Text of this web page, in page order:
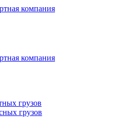
грузов
грузов